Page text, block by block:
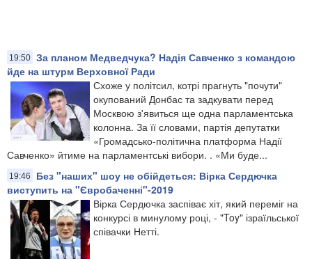
19:50 За планом Медведчука? Надія Савченко з командою
йде на штурм Верховної Ради
Схоже у політсил, котрі прагнуть "почути"
окупований Донбас та задкувати перед
Москвою з'явиться ще одна парламентська
колонна. За її словами, партія депутатки
«Громадсько-політична платформа Надії
Савченко» йтиме на парламентські вибори. . «Ми буде...
19:46
Без "наших" шоу не обійдеться: Вірка Сердючка
виступить на "Євробаченні"-2019
Вірка Сердючка заспіває хіт, який переміг на
конкурсі в минулому році, - "Toy" ізраїльської
співачки Нетті.